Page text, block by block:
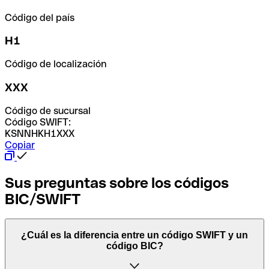
Código del país
H1
Código de localización
XXX
Código de sucursal
Código SWIFT:
KSNNHKH1XXX
Copiar
Sus preguntas sobre los códigos
BIC/SWIFT
¿Cuál es la diferencia entre un código SWIFT y un
código BIC?